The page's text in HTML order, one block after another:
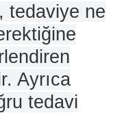
tedaviye ne
Ayrıca
tedavi